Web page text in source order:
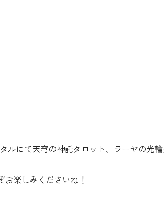
ルにて天穹の神託タロット、ラーヤの光
楽しみくださいね！